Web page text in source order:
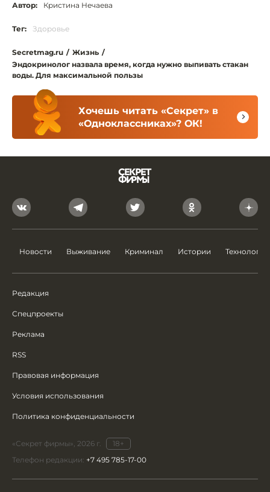
Автор: Кристина Нечаева
Тег: Здоровье
Secretmag.ru / Жизнь /
Эндокринолог назвала время, когда нужно выпивать стакан
воды. Для максимальной пользы
Хочешь читать «Секрет» в
«Одноклассниках»? ОК!
Новости Выживание Криминал Истории Технологии
Редакция
Спецпроекты
Реклама
RSS
Правовая информация
Условия использования
Политика конфиденциальности
«Секрет фирмы», 2026 г.
18+
Телефон редакции: +7 495 785-17-00